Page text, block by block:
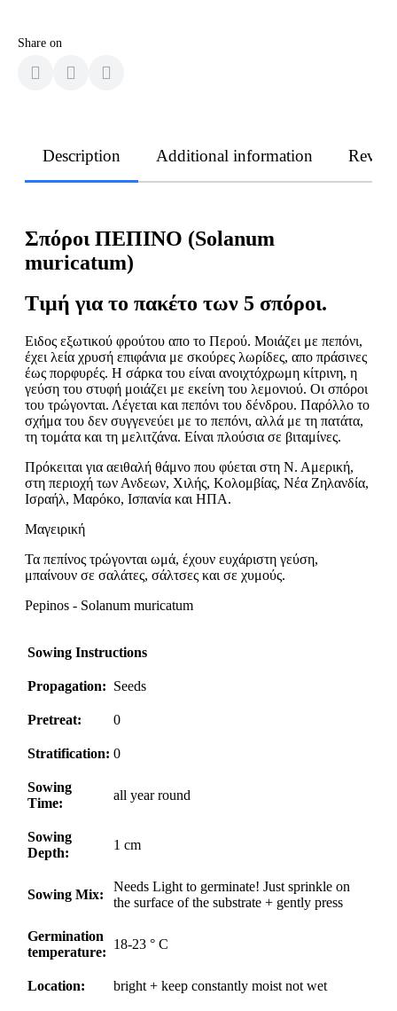
Share on
Description Additional information
Σπόροι ΠΕΠΙΝΟ (Solanum
muricatum)
Τιμή για το πακέτο των 5 σπόροι.
Ειδος εξωτικού φρούτου απο το Περού. Μοιάζει με πεπόνι,
έχει λεία χρυσή επιφάνια με σκούρες λωρίδες, απο πράσινες
έως πορφυρές. Η σάρκα του είναι ανοιχτόχρωμη κίτρινη, η
γεύση του στυφή μοιάζει με εκείνη του λεμονιού. Οι σπόροι
του τρώγονται. Λέγεται και πεπόνι του δένδρου. Παρόλλο το
σχήμα του δεν συγγενεύει με το πεπόνι, αλλά με τη πατάτα,
τη τομάτα και τη μελιτζάνα. Είναι πλούσια σε βιταμίνες.
Πρόκειται για αειθαλή θάμνο που φύεται στη Ν. Αμερική,
στη περιοχή των Ανδεων, Χιλής, Κολομβίας, Νέα Ζηλανδία,
Ισραήλ, Μαρόκο, Ισπανία και ΗΠΑ.
Μαγειρική
Τα πεπίνος τρώγονται ωμά, έχουν ευχάριστη γεύση,
μπαίνουν σε σαλάτες, σάλτσες και σε χυμούς.
Pepinos - Solanum muricatum
Sowing Instructions
Propagation: Seeds
Pretreat: 0
Stratification: 0
Sowing
Time:
all year round
Sowing
Depth:
1 cm
Sowing Mix:
Needs Light to germinate! Just sprinkle on
the surface of the substrate + gently press
Germination
temperature:
18-23 ° C
Location: bright + keep constantly moist not wet